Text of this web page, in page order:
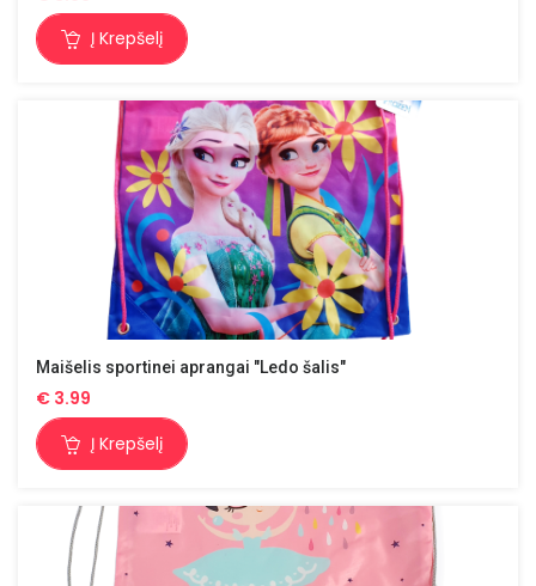
Į Krepšelį
Maišelis sportinei aprangai "Ledo šalis"
€ 3.99
Į Krepšelį